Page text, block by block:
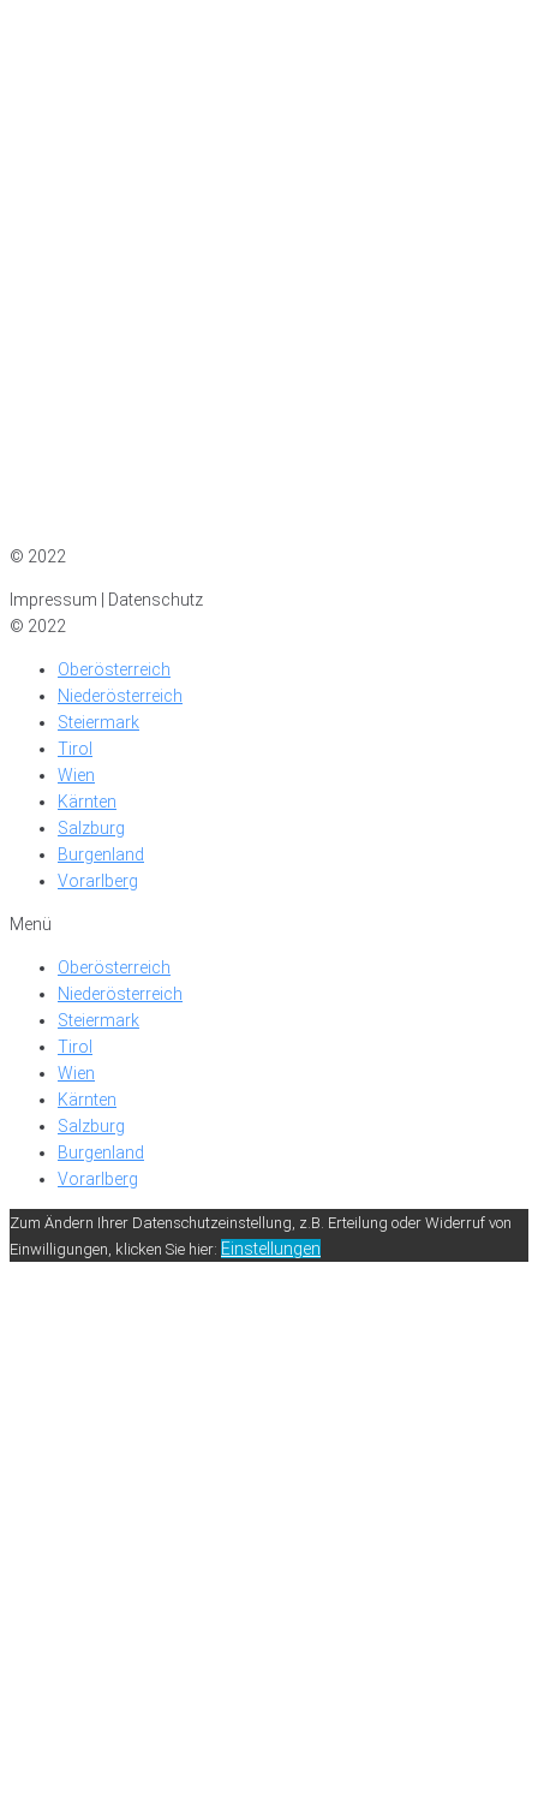
© 2022
Impressum | Datenschutz
© 2022
Oberösterreich
Niederösterreich
Steiermark
Tirol
Wien
Kärnten
Salzburg
Burgenland
Vorarlberg
Menü
Oberösterreich
Niederösterreich
Steiermark
Tirol
Wien
Kärnten
Salzburg
Burgenland
Vorarlberg
Zum Ändern Ihrer Datenschutzeinstellung, z.B. Erteilung oder Widerruf von
Einwilligungen, klicken Sie hier: Einstellungen